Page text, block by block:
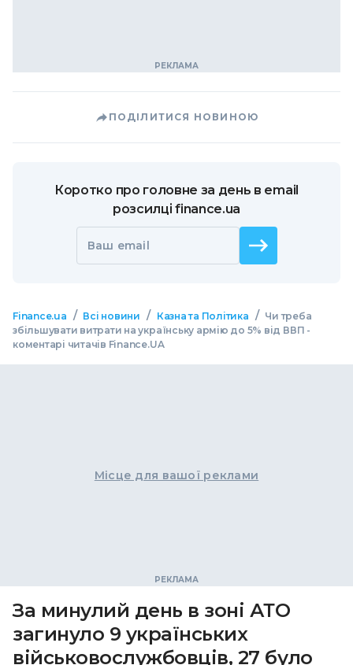
ПОДІЛИТИСЯ НОВИНОЮ
Коротко про головне за день в email
розсилці finance.ua
Ваш email
Finance.ua / Всі новини / Казна та Політика / Чи треба
збільшувати витрати на українську армію до 5% від ВВП -
коментарі читачів Finance.UA
Місце для вашої реклами
За минулий день в зоні АТО
загинуло 9 українських
військовослужбовців, 27 було